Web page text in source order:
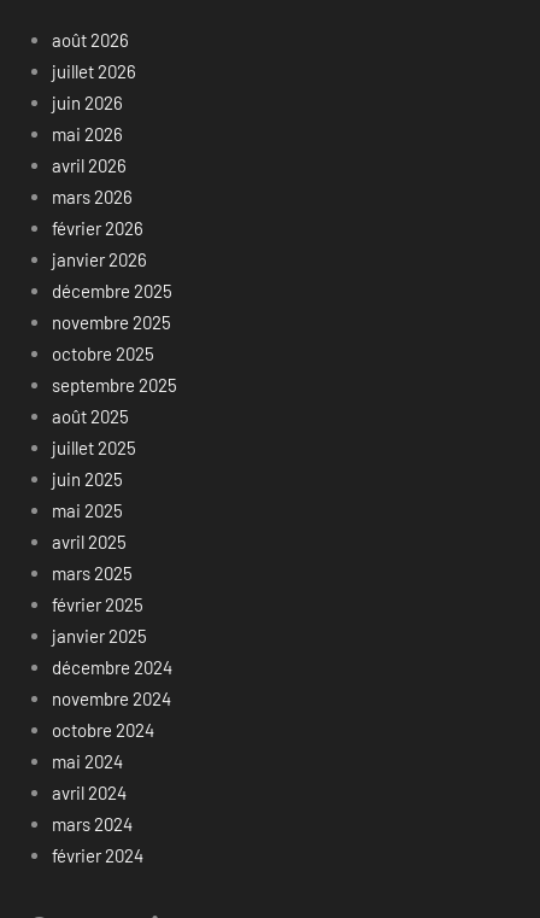
août 2026
juillet 2026
juin 2026
mai 2026
avril 2026
mars 2026
février 2026
janvier 2026
décembre 2025
novembre 2025
octobre 2025
septembre 2025
août 2025
juillet 2025
juin 2025
mai 2025
avril 2025
mars 2025
février 2025
janvier 2025
décembre 2024
novembre 2024
octobre 2024
mai 2024
avril 2024
mars 2024
février 2024